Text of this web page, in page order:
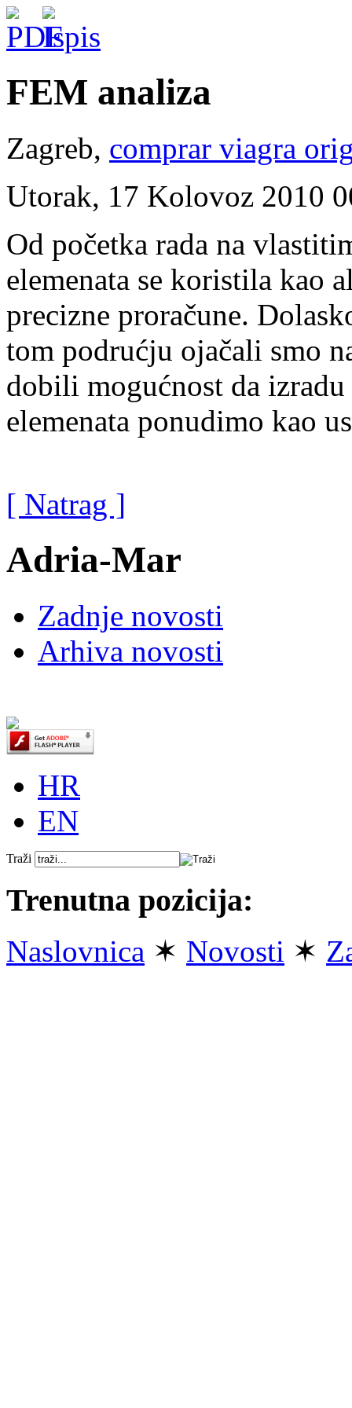
FEM analiza
Zagreb, comprar viagra
Utorak, 17 Kolovoz 2010
Od početka rada na
elemenata se koristila kao
precizne proračune.
tom podrućju ojačali smo
dobili mogućnost da
elemenata ponudimo kao
[ Natrag ]
Adria-Mar
Zadnje novosti
Arhiva novosti
HR
EN
Traži
Trenutna pozicija:
Naslovnica ✶ Novosti ✶